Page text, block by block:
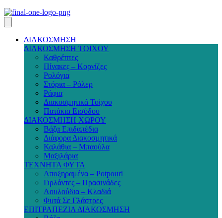
ΔΙΑΚΟΣΜΗΣΗ
ΔΙΑΚΟΣΜΗΣΗ ΤΟΙΧΟΥ
Καθρέπτες
Πίνακες – Κορνίζες
Ρολόγια
Στόρια – Ρόλερ
Ράφια
Διακοσμητικά Τοίχου
Πατάκια Εισόδου
ΔΙΑΚΟΣΜΗΣΗ ΧΩΡΟΥ
Βάζα Επιδαπέδια
Διάφορα Διακοσμητικά
Καλάθια – Μπαούλα
Μαξιλάρια
ΤΕΧΝΗΤΑ ΦΥΤΑ
Αποξηραμένα – Potpouri
Γιρλάντες – Πρασινάδες
Λουλούδια – Κλαδιά
Φυτά Σε Γλάστρες
ΕΠΙΤΡΑΠΕΖΙΑ ΔΙΑΚΟΣΜΗΣΗ